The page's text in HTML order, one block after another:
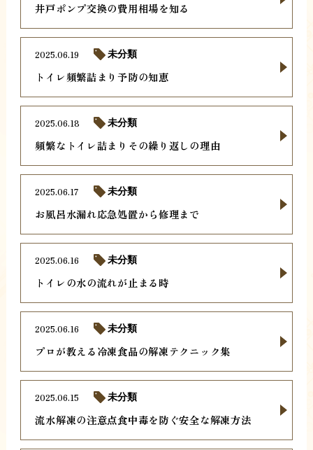
井戸ポンプ交換の費用相場を知る
トイレ頻繁詰まり予防の知恵
2025.06.19 未分類
頻繁なトイレ詰まりその繰り返しの理由
2025.06.18 未分類
お風呂水漏れ応急処置から修理まで
2025.06.17 未分類
トイレの水の流れが止まる時
2025.06.16 未分類
プロが教える冷凍食品の解凍テクニック集
2025.06.16 未分類
流水解凍の注意点食中毒を防ぐ安全な解凍方法
2025.06.15 未分類